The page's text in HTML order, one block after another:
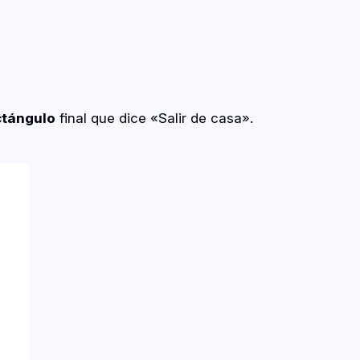
final que dice «Salir de casa».